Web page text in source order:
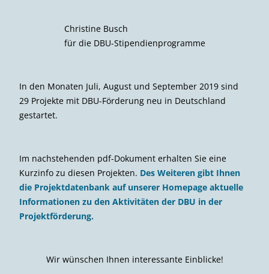
Christine Busch
für die DBU-Stipendienprogramme
In den Monaten Juli, August und September 2019 sind
29 Projekte mit DBU-Förderung neu in Deutschland
gestartet.
Im nachstehenden pdf-Dokument erhalten Sie eine
Kurzinfo zu diesen Projekten. Des Weiteren gibt Ihnen
die Projektdatenbank auf unserer Homepage aktuelle
Informationen zu den Aktivitäten der DBU in der
Projektförderung.
Wir wünschen Ihnen interessante Einblicke!